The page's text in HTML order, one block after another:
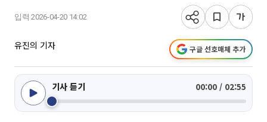
입력 2026-04-20 14:02
유진의 기자 구글 선호매체 추가
기사 듣기 00:00 / 02:55